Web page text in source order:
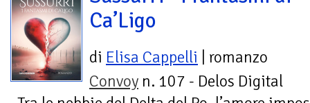
Ca’Ligo
di Elisa Cappelli | romanzo
Convoy n. 107 - Delos Digital